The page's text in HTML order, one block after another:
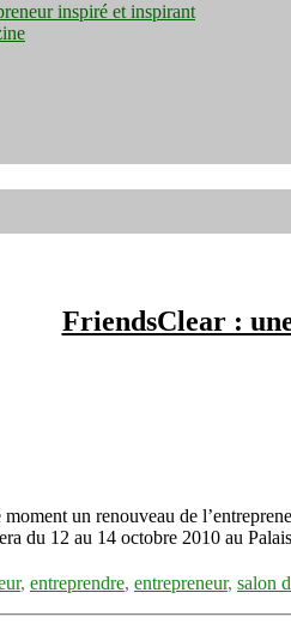
inspiré et inspirant
FriendsClear :
un renouveau de
du 12 au 14 octobre 2010 au
, entreprendre, entrepreneur, salon